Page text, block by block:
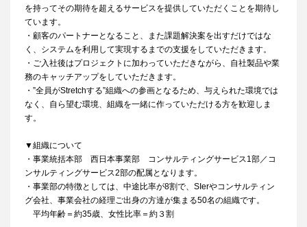
を持ってその期待を超えるサービスを提供していただくことを期待し
ています。
・顧客のパートナーとなること、また課題解決案を出すだけではな
く、システムを利用して実現するまでの支援をしていただきます。
・ご入社後はプロジェクトに加わっていただきながら、自社製品や業
務のキャッチアップをしていただきます。
・”全員がStretchする”組織への参画となるため、与えられた環境では
なく、自ら望む環境、組織を一緒に作っていただける方を歓迎しま
す。
▼組織について
・事業統括本部 西日本事業部 コンサルティングサービス1部／コ
ンサルティングサービス2部の配属となります。
・事業部の特徴としては、中途比率が8割で、SIerやコンサルティン
グ会社、事業会社の経理ご出身の方達が集まる50名の組織です。
平均年齢＝約35歳、女性比率＝約３割